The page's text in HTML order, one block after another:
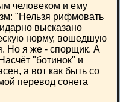
человеком и ему
"Нельзя рифмовать
высказано
норму, вошедшую
Но я же - спорщик. А
"ботинок" и
а вот как быть со
перевод сонета